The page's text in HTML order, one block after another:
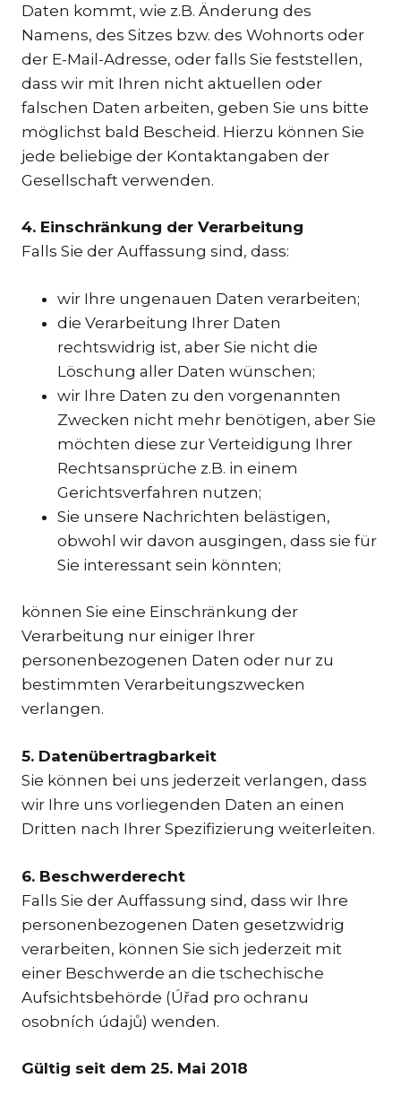
Daten kommt, wie z.B. Änderung des
Namens, des Sitzes bzw. des Wohnorts oder
der E-Mail-Adresse, oder falls Sie feststellen,
dass wir mit Ihren nicht aktuellen oder
falschen Daten arbeiten, geben Sie uns bitte
möglichst bald Bescheid. Hierzu können Sie
jede beliebige der Kontaktangaben der
Gesellschaft verwenden.
4. Einschränkung der Verarbeitung
Falls Sie der Auffassung sind, dass:
wir Ihre ungenauen Daten verarbeiten;
die Verarbeitung Ihrer Daten
rechtswidrig ist, aber Sie nicht die
Löschung aller Daten wünschen;
wir Ihre Daten zu den vorgenannten
Zwecken nicht mehr benötigen, aber Sie
möchten diese zur Verteidigung Ihrer
Rechtsansprüche z.B. in einem
Gerichtsverfahren nutzen;
Sie unsere Nachrichten belästigen,
obwohl wir davon ausgingen, dass sie für
Sie interessant sein könnten;
können Sie eine Einschränkung der
Verarbeitung nur einiger Ihrer
personenbezogenen Daten oder nur zu
bestimmten Verarbeitungszwecken
verlangen.
5. Datenübertragbarkeit
Sie können bei uns jederzeit verlangen, dass
wir Ihre uns vorliegenden Daten an einen
Dritten nach Ihrer Spezifizierung weiterleiten.
6. Beschwerderecht
Falls Sie der Auffassung sind, dass wir Ihre
personenbezogenen Daten gesetzwidrig
verarbeiten, können Sie sich jederzeit mit
einer Beschwerde an die tschechische
Aufsichtsbehörde (Úřad pro ochranu
osobních údajů) wenden.
Gültig seit dem 25. Mai 2018